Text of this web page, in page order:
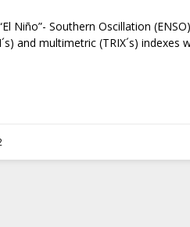
Niño”- Southern Oscillation
and multimetric (TRIX´s) indexes